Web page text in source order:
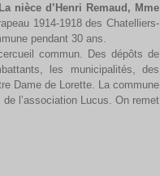
La nièce d’Henri Remaud, Mme
1914-1918 des Chatelliers-
pendant 30 ans.
commun. Des dépôts de
les municipalités, des
Dame de Lorette. La commune
l’association Lucus. On remet